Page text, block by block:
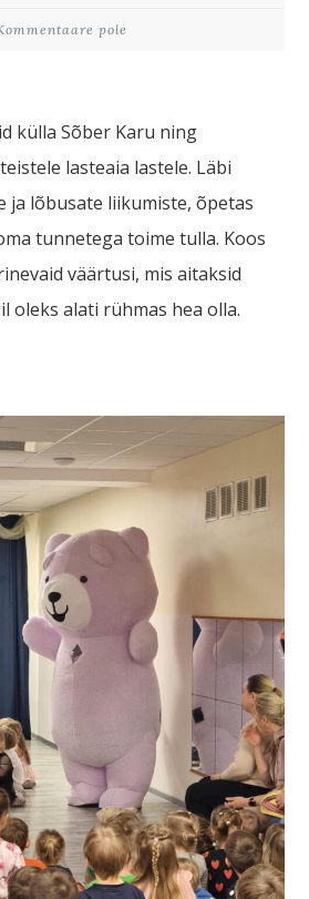
pole
külla Sõber Karu ning
lasteaia lastele. Läbi
ja lõbusate liikumiste, õpetas
tunnetega toime tulla. Koos
väärtusi, mis aitaksid
oleks alati rühmas hea olla.